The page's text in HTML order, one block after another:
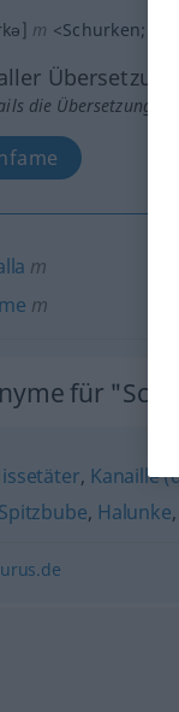
m <Schurken;
die Übersetzung
m
m
für
, Kanaille
Spitzbube, Halunke,